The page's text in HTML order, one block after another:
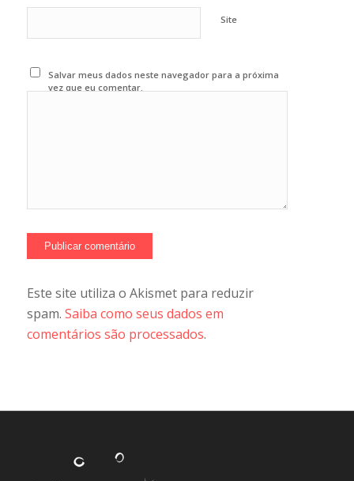
Site
Salvar meus dados neste navegador para a próxima
vez que eu comentar.
Este site utiliza o Akismet para reduzir
spam. Saiba como seus dados em
comentários são processados.